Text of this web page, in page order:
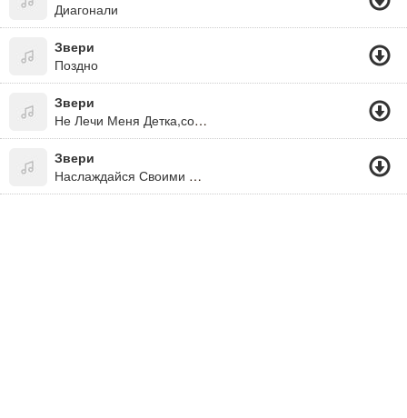
Диагонали
Звери
Поздно
Звери
Не Лечи Меня Детка,советами,расскажи,что Ты-Самая
Звери
Наслаждайся Своими Победами...